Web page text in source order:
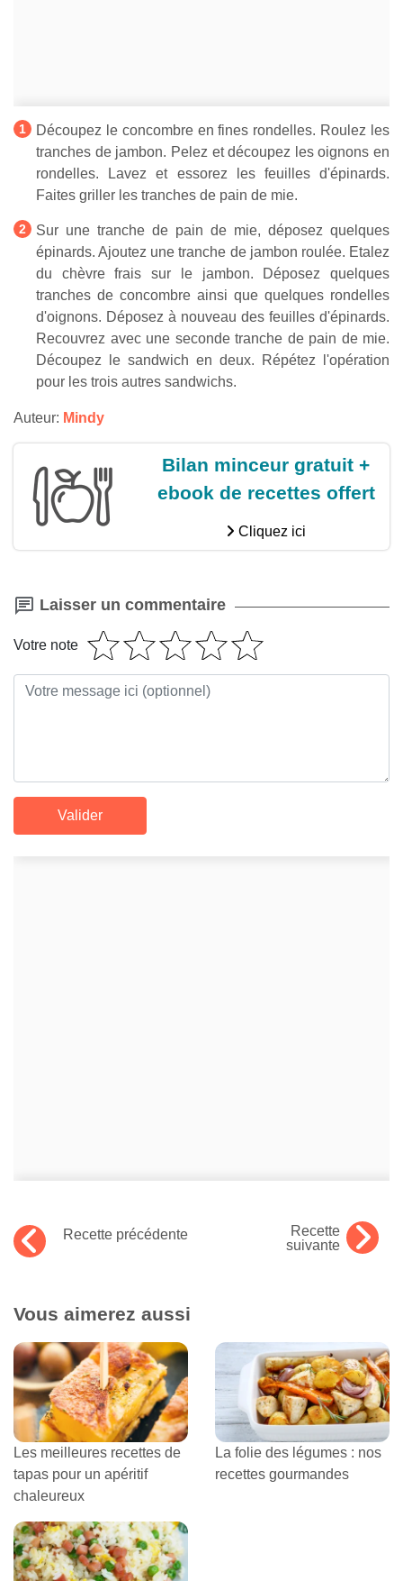
Découpez le concombre en fines rondelles. Roulez les
tranches de jambon. Pelez et découpez les oignons en
rondelles. Lavez et essorez les feuilles d'épinards.
Faites griller les tranches de pain de mie.
Sur une tranche de pain de mie, déposez quelques
épinards. Ajoutez une tranche de jambon roulée. Etalez
du chèvre frais sur le jambon. Déposez quelques
tranches de concombre ainsi que quelques rondelles
d'oignons. Déposez à nouveau des feuilles d'épinards.
Recouvrez avec une seconde tranche de pain de mie.
Découpez le sandwich en deux. Répétez l'opération
pour les trois autres sandwichs.
Auteur: Mindy
Bilan minceur gratuit +
ebook de recettes offert
Cliquez ici
Laisser un commentaire
Votre note
Recette précédente
Recette
suivante
Vous aimerez aussi
Les meilleures recettes de
tapas pour un apéritif
chaleureux
La folie des légumes : nos
recettes gourmandes